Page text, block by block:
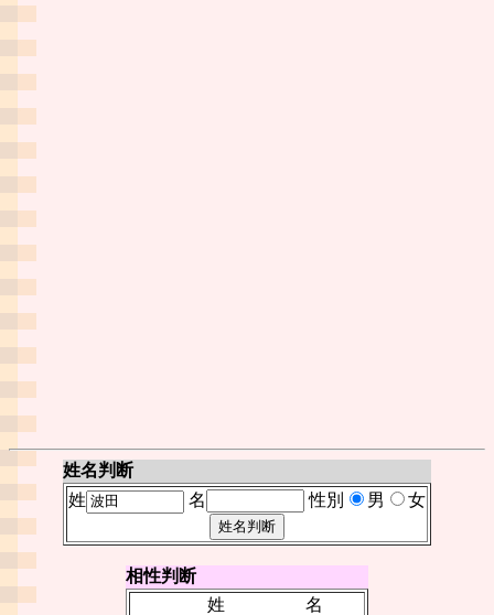
姓名判断
姓
名 性別 男 女
相性判断
姓
名